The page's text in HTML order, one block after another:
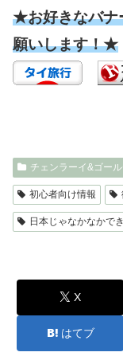
★お好きなバナ
願いします！★
チェンラーイ&ゴー
初心者向け情報
日本じゃなかなかで
X
はてブ